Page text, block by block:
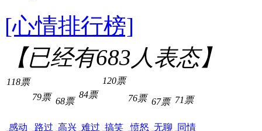
[心情排行榜]
【已经有683人表态】
118票
感动
79票
路过
68票
高兴
84票
难过
120票
搞笑
76票
愤怒
67票
无聊
71票
同情